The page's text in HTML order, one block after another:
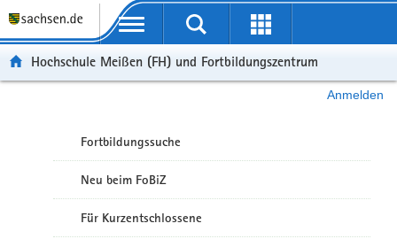
Portalübergreifende Navigation
Hochschule Meißen (FH) und Fortbildungszentrum
Anmelden
Fortbildungssuche
Neu beim FoBiZ
Für Kurzentschlossene